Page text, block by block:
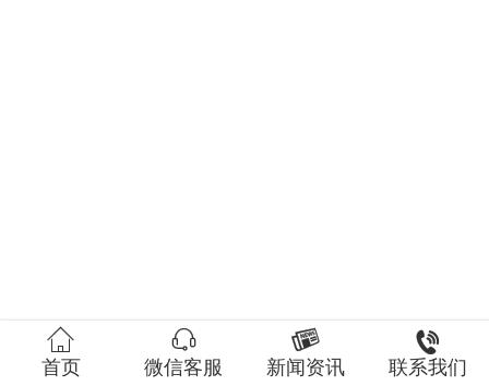

首页

微信客服

新闻资讯

联系我们